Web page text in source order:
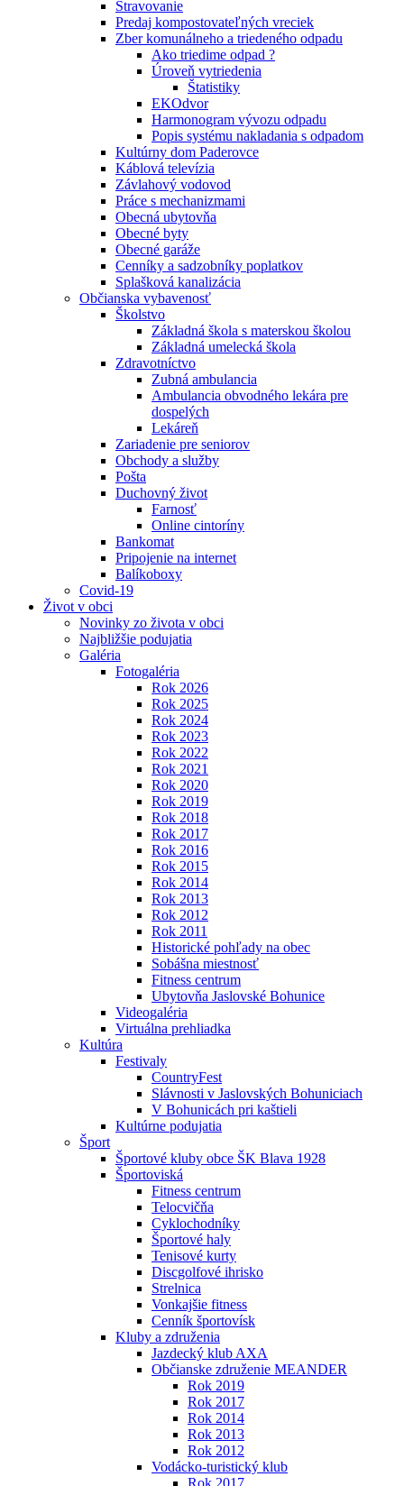
Stravovanie
Predaj kompostovateľných vreciek
Zber komunálneho a triedeného odpadu
Ako triedime odpad ?
Úroveň vytriedenia
Štatistiky
EKOdvor
Harmonogram vývozu odpadu
Popis systému nakladania s odpadom
Kultúrny dom Paderovce
Káblová televízia
Závlahový vodovod
Práce s mechanizmami
Obecná ubytovňa
Obecné byty
Obecné garáže
Cenníky a sadzobníky poplatkov
Splašková kanalizácia
Občianska vybavenosť
Školstvo
Základná škola s materskou školou
Základná umelecká škola
Zdravotníctvo
Zubná ambulancia
Ambulancia obvodného lekára pre
dospelých
Lekáreň
Zariadenie pre seniorov
Obchody a služby
Pošta
Duchovný život
Farnosť
Online cintoríny
Bankomat
Pripojenie na internet
Balíkoboxy
Covid-19
Život v obci
Novinky zo života v obci
Najbližšie podujatia
Galéria
Fotogaléria
Rok 2026
Rok 2025
Rok 2024
Rok 2023
Rok 2022
Rok 2021
Rok 2020
Rok 2019
Rok 2018
Rok 2017
Rok 2016
Rok 2015
Rok 2014
Rok 2013
Rok 2012
Rok 2011
Historické pohľady na obec
Sobášna miestnosť
Fitness centrum
Ubytovňa Jaslovské Bohunice
Videogaléria
Virtuálna prehliadka
Kultúra
Festivaly
CountryFest
Slávnosti v Jaslovských Bohuniciach
V Bohunicách pri kaštieli
Kultúrne podujatia
Šport
Športové kluby obce ŠK Blava 1928
Športoviská
Fitness centrum
Telocvičňa
Cyklochodníky
Športové haly
Tenisové kurty
Discgolfové ihrisko
Strelnica
Vonkajšie fitness
Cenník športovísk
Kluby a združenia
Jazdecký klub AXA
Občianske združenie MEANDER
Rok 2019
Rok 2017
Rok 2014
Rok 2013
Rok 2012
Vodácko-turistický klub
Rok 2017